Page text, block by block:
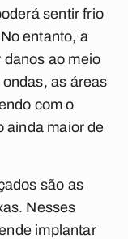
sentir frio
entanto, a
ao meio
as áreas
com o
ainda maior de
são as
Nesses
implantar